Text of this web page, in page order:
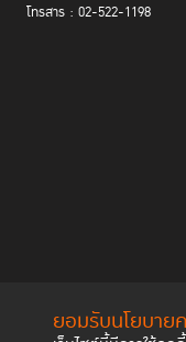
ยอมรับนโยบาย
โทรสาร : 02-522-1198